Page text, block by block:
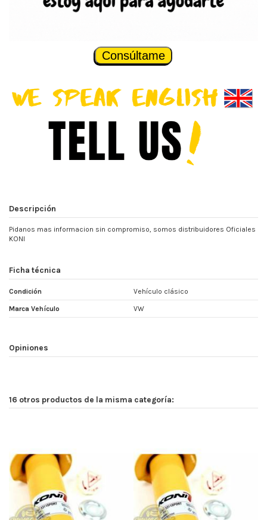
Consúltame
Descripción
Pidanos mas informacion sin compromiso, somos distribuidores Oficiales
KONI
Ficha técnica
Condición Vehículo clásico
Marca Vehículo VW
Opiniones
16 otros productos de la misma categoría: